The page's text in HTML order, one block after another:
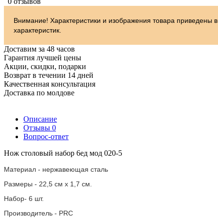
Внимание! Характеристики и изображения товара приведены
характеристик.
Доставим за 48 часов
Гарантия лучшей цены
Акции, скидки, подарки
Возврат в течении 14 дней
Качественная консультация
Доставка по молдове
Описание
Отзывы 0
Вопрос-ответ
Нож столовый набор 6ед мод 020-5
Материал - нержавеющая сталь
Размеры - 22,5 см х 1,7 см.
Набор- 6 шт.
Производитель - PRC